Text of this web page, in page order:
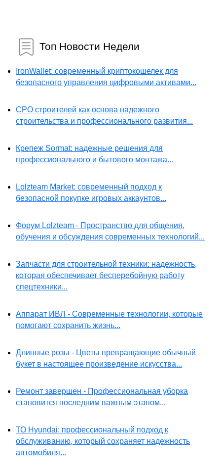
Топ Новости Недели
IronWallet: современный криптокошелек для
безопасного управления цифровыми активами...
СРО строителей как основа надежного
строительства и профессионального развития...
Крепеж Sormat: надежные решения для
профессионального и бытового монтажа...
Lolzteam Market: современный подход к
безопасной покупке игровых аккаунтов...
Форум Lolzteam - Пространство для общения,
обучения и обсуждения современных технологий...
Запчасти для строительной техники: надежность,
которая обеспечивает бесперебойную работу
спецтехники...
Аппарат ИВЛ - Современные технологии, которые
помогают сохранить жизнь...
Длинные розы - Цветы превращающие обычный
букет в настоящее произведение искусства...
Ремонт завершен - Профессиональная уборка
становится последним важным этапом...
ТО Hyundai: профессиональный подход к
обслуживанию, который сохраняет надежность
автомобиля...